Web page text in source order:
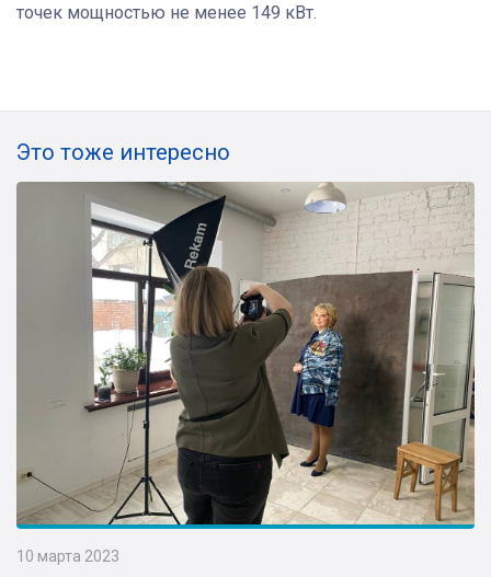
точек мощностью не менее 149 кВт.
Это тоже интересно
10 марта 2023